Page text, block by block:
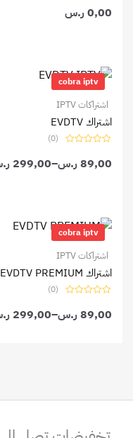
0,00ر.س
cobra iptv
اشتراكات IPTV
اشتراك EVDTV
التقييم
0
(0)
89,00ر.س–
299,00
السعر:
من
خلال
cobra iptv
اشتراكات IPTV
اشتراك EVDTV PREMIUM
التقييم
0
(0)
89,00ر.س–
299,00
السعر:
من
خلال